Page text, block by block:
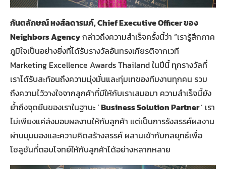
กันตลักษณ์ หงส์ลดารมภ์, Chief Executive Officer ของ
Neighbors Agencyกล่าวถึงความสำเร็จครั้งนี้ว่า “เรารู้สึกภาค
ภูมิใจเป็นอย่างยิ่งที่ได้รับรางวัลอันทรงเกียรติจากเวที
Marketing Excellence Awards Thailand ในปีนี้ ทุกรางวัลที่
เราได้รับสะท้อนถึงความมุ่งมั่นและทุ่มเทของทีมงานทุกคน รวม
ถึงความไว้วางใจจากลูกค้าที่มีให้กับเราเสมอมา ความสำเร็จนี้ยัง
ย้ำถึงจุดยืนของเราในฐานะ ‘Business Solution Partner‘ เรา
ไม่เพียงแค่ส่งมอบผลงานให้กับลูกค้า แต่เป็นการรังสรรค์ผลงาน
ผ่านมุมมองและความคิดสร้างสรรค์ ผสานเข้ากับกลยุทธ์เพื่อ
โซลูชันที่ตอบโจทย์ให้กับลูกค้าได้อย่างหลากหลาย